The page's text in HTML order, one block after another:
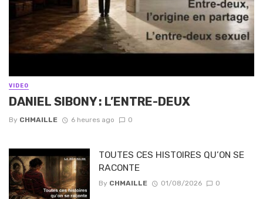
VIDEO
DANIEL SIBONY : L’ENTRE-DEUX
By CHMAILLE 6 heures ago 0
TOUTES CES HISTOIRES QU’ON SE
RACONTE
By CHMAILLE 01/08/2026 0